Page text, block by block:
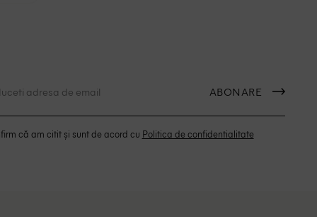
ABONARE
că am citit și sunt de acord cu Politica de confidentialitate